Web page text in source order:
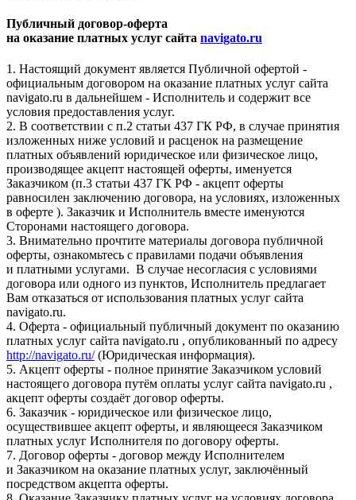
Публичный договор-оферта
на оказание платных услуг сайта navigato.ru
1. Настоящий документ является Публичной офертой -
официальным договором на оказание платных услуг сайта
navigato.ru в дальнейшем - Исполнитель и содержит все
условия предоставления услуг.
2. В соответствии с п.2 статьи 437 ГК РФ, в случае принятия
изложенных ниже условий и расценок на размещение
платных объявлений юридическое или физическое лицо,
производящее акцепт настоящей оферты, именуется
Заказчиком (п.3 статьи 437 ГК РФ - акцепт оферты
равносилен заключению договора, на условиях, изложенных
в оферте ). Заказчик и Исполнитель вместе именуются
Сторонами настоящего договора.
3. Внимательно прочтите материалы договора публичной
оферты, ознакомьтесь с правилами подачи объявления
и платными услугами. В случае несогласия с условиями
договора или одного из пунктов, Исполнитель предлагает
Вам отказаться от использования платных услуг сайта
navigato.ru.
4. Оферта - официальный публичный документ по оказанию
платных услуг сайта navigato.ru , опубликованный по адресу
http://navigato.ru/(Юридическая информация).
5. Акцепт оферты - полное принятие Заказчиком условий
настоящего договора путём оплаты услуг сайта navigato.ru ,
акцепт оферты создаёт договор оферты.
6. Заказчик - юридическое или физическое лицо,
осуществившее акцепт оферты, и являющееся Заказчиком
платных услуг Исполнителя по договору оферты.
7. Договор оферты - договор между Исполнителем
и Заказчиком на оказание платных услуг, заключённый
посредством акцепта оферты.